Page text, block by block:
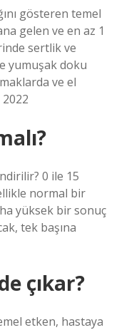
gösteren temel
gelen ve en az 1
sertlik ve
yumuşak doku
ve el
0 ile 15
normal bir
yüksek bir sonuç
tek başına
çıkar?
etken, hastaya